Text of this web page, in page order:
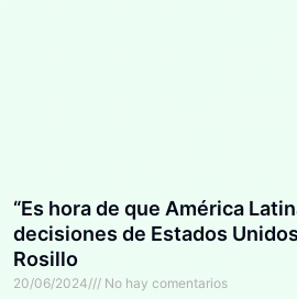
“Es hora de que América
decisiones de Estados
Rosillo
20/06/2024 No hay comentarios